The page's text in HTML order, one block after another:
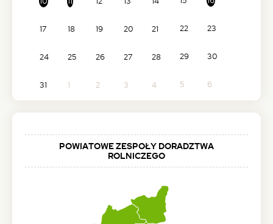
17 18 19 20 21 22 23
24 25 26 27 28 29 30
31 1 2 3 4 5 6
POWIATOWE ZESPOŁY DORADZTWA
ROLNICZEGO